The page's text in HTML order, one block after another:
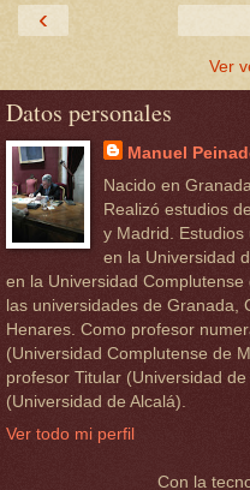
‹
Ver
Datos personales
Manuel
Nacido en
Realizó estudios
y Madrid. Estudios
en la Universidad
en la Universidad
las universidades de Granada,
Henares. Como profesor
(Universidad Complutense de
profesor Titular (Universidad
(Universidad de Alcalá).
Ver todo mi perfil
Con la